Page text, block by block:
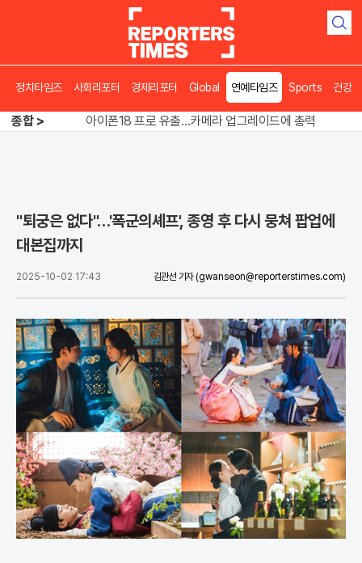
검
정치타임즈 사회리포터 경제리포터 Global 연예타임즈 Sports 건강
종합 >
"경찰은 정권의 충견인가"…스타벅스 수사 정면충돌
아이폰18 프로 유출…카메라 업그레이드에 총력
"퇴궁은 없다"…'폭군의셰프', 종영 후 다시 뭉쳐 팝업에
대본집까지
2025-10-02 17:43 김관선 기자 (gwanseon@reporterstimes.com)